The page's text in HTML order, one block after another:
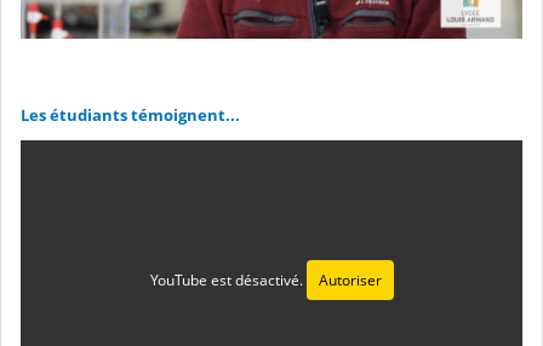
Les étudiants témoignent...
YouTube est désactivé. Autoriser